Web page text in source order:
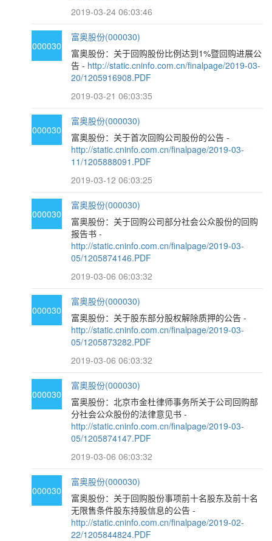
2019-03-24 06:03:46
000030
富奥股份(000030)
富奥股份：关于回购股份比例达到1%暨回购进展公
告 - http://static.cninfo.com.cn/finalpage/2019-03-
20/1205916908.PDF
2019-03-21 06:03:35
000030
富奥股份(000030)
富奥股份：关于首次回购公司股份的公告 -
http://static.cninfo.com.cn/finalpage/2019-03-
11/1205888091.PDF
2019-03-12 06:03:25
000030
富奥股份(000030)
富奥股份：关于回购公司部分社会公众股份的回购
报告书 -
http://static.cninfo.com.cn/finalpage/2019-03-
05/1205874146.PDF
2019-03-06 06:03:32
000030
富奥股份(000030)
富奥股份：关于股东部分股权解除质押的公告 -
http://static.cninfo.com.cn/finalpage/2019-03-
05/1205873282.PDF
2019-03-06 06:03:32
000030
富奥股份(000030)
富奥股份：北京市金杜律师事务所关于公司回购部
分社会公众股份的法律意见书 -
http://static.cninfo.com.cn/finalpage/2019-03-
05/1205874147.PDF
2019-03-06 06:03:32
000030
富奥股份(000030)
富奥股份：关于回购股份事项前十名股东及前十名
无限售条件股东持股信息的公告 -
http://static.cninfo.com.cn/finalpage/2019-02-
22/1205844824.PDF